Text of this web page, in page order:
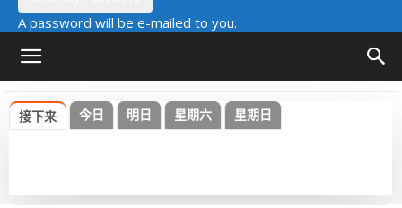
A password will be e-mailed to you.
接下来 今日 明日 星期六 星期日